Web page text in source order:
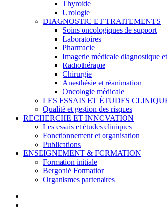
Thyroïde
Urologie
DIAGNOSTIC ET TRAITEMENTS
Soins oncologiques de support
Laboratoires
Pharmacie
Imagerie médicale diagnostique
Radiothérapie
Chirurgie
Anesthésie et réanimation
Oncologie médicale
LES ESSAIS ET ÉTUDES
Qualité et gestion des risques
RECHERCHE ET INNOVATION
Les essais et études cliniques
Fonctionnement et organisation
Publications
ENSEIGNEMENT & FORMATION
Formation initiale
Bergonié Formation
Organismes partenaires